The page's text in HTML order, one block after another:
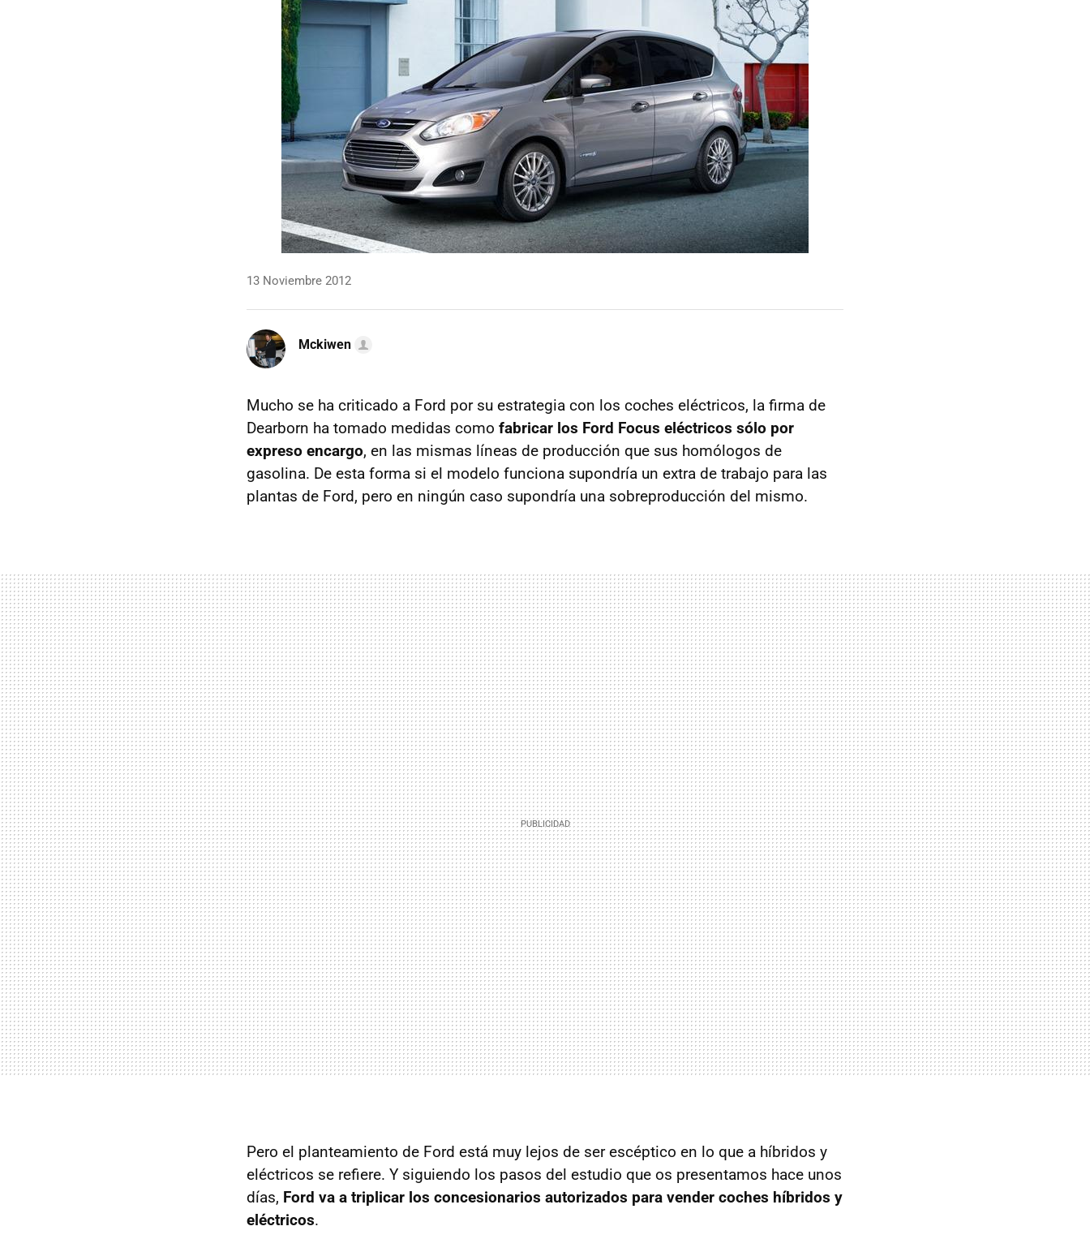
13 Noviembre 2012
Mckiwen
Mucho se ha criticado a Ford por su estrategia con los coches eléctricos, la firma de
Dearborn ha tomado medidas como fabricar los Ford Focus eléctricos sólo por
expreso encargo, en las mismas líneas de producción que sus homólogos de
gasolina. De esta forma si el modelo funciona supondría un extra de trabajo para las
plantas de Ford, pero en ningún caso supondría una sobreproducción del mismo.
Pero el planteamiento de Ford está muy lejos de ser escéptico en lo que a híbridos y
eléctricos se refiere. Y siguiendo los pasos del estudio que os presentamos hace unos
días, Ford va a triplicar los concesionarios autorizados para vender coches híbridos y
eléctricos.